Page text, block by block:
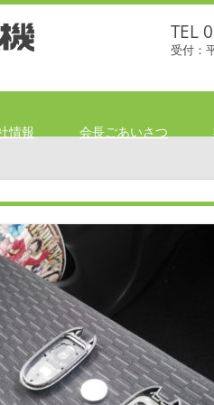
TEL
受付：
情報 会長ごあいさつ